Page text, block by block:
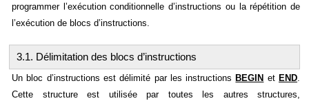
programmer l’exécution conditionnelle d’instructions ou la répétition de
l’exécution de blocs d’instructions.
3.1. Délimitation des blocs d’instructions
Un bloc d’instructions est délimité par les instructions BEGIN et END
Cette structure est utilisée par toutes les autres structures,